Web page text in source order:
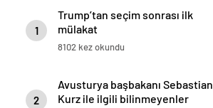
1
Trump’tan seçim sonrası ilk
mülakat
8102 kez okundu
2
Avusturya başbakanı Sebastian
Kurz ile ilgili bilinmeyenler